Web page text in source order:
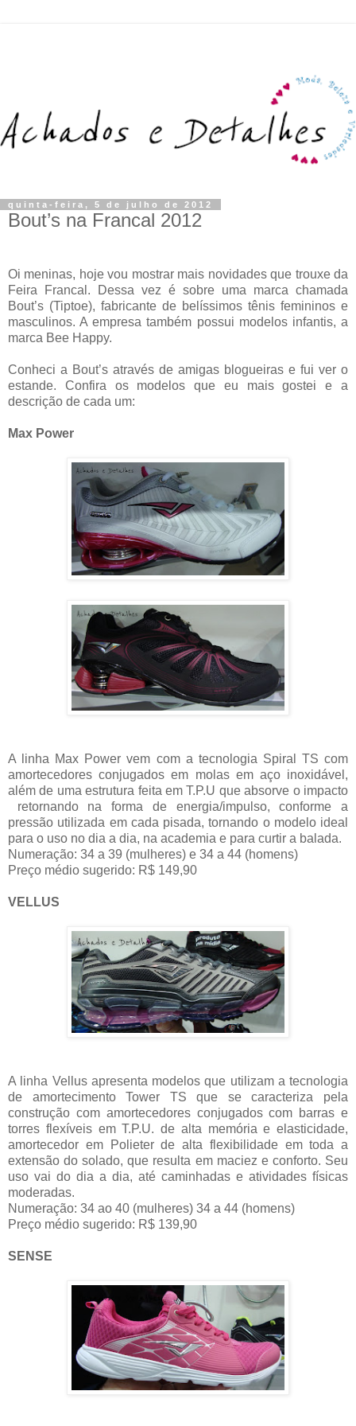
quinta-feira, 5 de julho de 2012
Bout’s na Francal 2012
Oi meninas, hoje vou mostrar mais novidades que trouxe da
Feira Francal. Dessa vez é sobre uma marca chamada
Bout’s (Tiptoe), fabricante de belíssimos tênis femininos e
masculinos. A empresa também possui modelos infantis, a
marca Bee Happy.
Conheci a Bout’s através de amigas blogueiras e fui ver o
estande. Confira os modelos que eu mais gostei e a
descrição de cada um:
Max Power
A linha Max Power vem com a tecnologia Spiral TS com
amortecedores conjugados em molas em aço inoxidável,
além de uma estrutura feita em T.P.U que absorve o impacto
retornando na forma de energia/impulso, conforme a
pressão utilizada em cada pisada, tornando o modelo ideal
para o uso no dia a dia, na academia e para curtir a balada.
Numeração: 34 a 39 (mulheres) e 34 a 44 (homens)
Preço médio sugerido: R$ 149,90
VELLUS
A linha Vellus apresenta modelos que utilizam a tecnologia
de amortecimento Tower TS que se caracteriza pela
construção com amortecedores conjugados com barras e
torres flexíveis em T.P.U. de alta memória e elasticidade,
amortecedor em Polieter de alta flexibilidade em toda a
extensão do solado, que resulta em maciez e conforto. Seu
uso vai do dia a dia, até caminhadas e atividades físicas
moderadas.
Numeração: 34 ao 40 (mulheres) 34 a 44 (homens)
Preço médio sugerido: R$ 139,90
SENSE